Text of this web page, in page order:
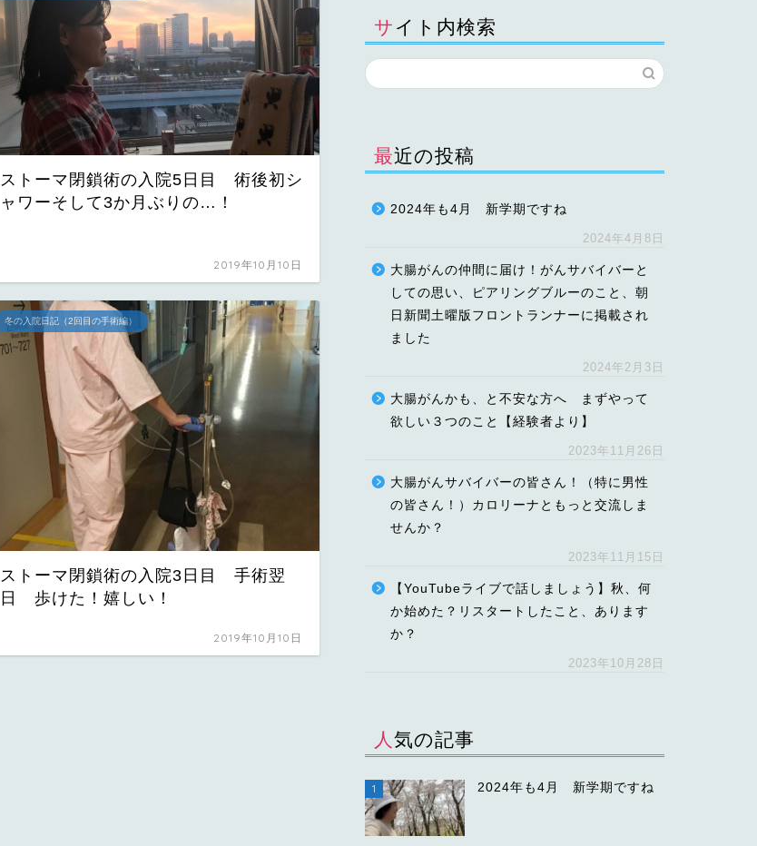
ストーマ閉鎖術の入院5日目 術後初シ
ャワーそして3か月ぶりの…！
2019年10月10日
冬の入院日記（2回目の手術編）
ストーマ閉鎖術の入院3日目 手術翌
日 歩けた！嬉しい！
2019年10月10日
サイト内検索
最近の投稿
2024年も4月 新学期ですね
2024年4月8日
大腸がんの仲間に届け！がんサバイバーと
しての思い、ピアリングブルーのこと、朝
日新聞土曜版フロントランナーに掲載され
ました
2024年2月3日
大腸がんかも、と不安な方へ まずやって
欲しい３つのこと【経験者より】
2023年11月26日
大腸がんサバイバーの皆さん！（特に男性
の皆さん！）カロリーナともっと交流しま
せんか？
2023年11月15日
【YouTubeライブで話しましょう】秋、何
か始めた？リスタートしたこと、あります
か？
2023年10月28日
人気の記事
1 2024年も4月 新学期ですね